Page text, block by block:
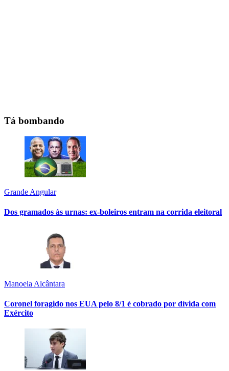
Tá bombando
Grande Angular
Dos gramados às urnas: ex-boleiros entram na corrida eleitoral
Manoela Alcântara
Coronel foragido nos EUA pelo 8/1 é cobrado por dívida com
Exército